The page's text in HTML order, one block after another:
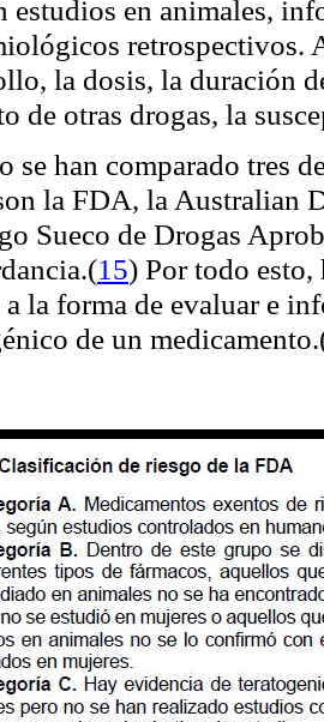
estudios en animales,
retrospectivos.
la dosis, la duración
de otras drogas, la
se han comparado tres
la FDA, la Australian
Sueco de Drogas
(15) Por todo esto,
a la forma de evaluar e
de un medicamento.